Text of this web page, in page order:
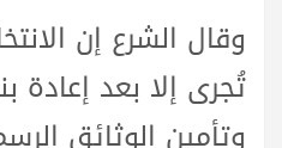
وقال الشرع إن
تُجرى إلا بعد إعادة
وتأمين الوثائق